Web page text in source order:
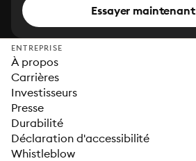
Essayer maintenant
ENTREPRISE
À propos
Carrières
Investisseurs
Presse
Durabilité
Déclaration d'accessibilité
Whistleblow